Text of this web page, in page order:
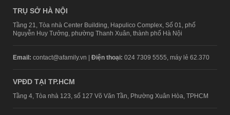
TRỤ SỞ HÀ NỘI
Tầng 21, Tòa nhà Center Building, Hapulico Complex, Số 01, phố
Nguyễn Huy Tưởng, phường Thanh Xuân, thành phố Hà Nội
Email: contact@afamily.vn | Điện thoại: 024 7309 5555, máy lẻ 62.370
VPĐD TẠI TP.HCM
Tầng 4, Tòa nhà 123, số 127 Võ Văn Tần, Phường Xuân Hòa, TPHCM